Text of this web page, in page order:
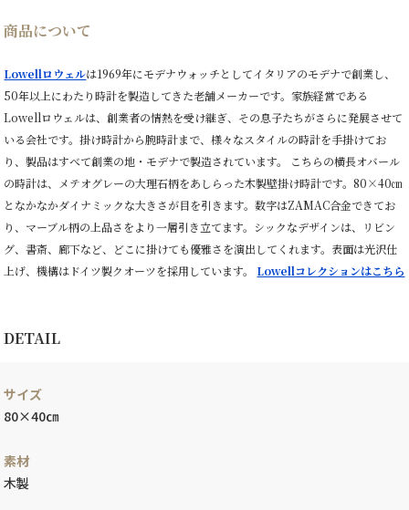
商品について
Lowellロウェルは1969年にモデナウォッチとしてイタリアのモデナで創業し、
50年以上にわたり時計を製造してきた老舗メーカーです。家族経営である
Lowellロウェルは、創業者の情熱を受け継ぎ、その息子たちがさらに発展させて
いる会社です。掛け時計から腕時計まで、様々なスタイルの時計を手掛けてお
り、製品はすべて創業の地・モデナで製造されています。 こちらの横長オバール
の時計は、メテオグレーの大理石柄をあしらった木製壁掛け時計です。80×40㎝
となかなかダイナミックな大きさが目を引きます。数字はZAMAC合金できてお
り、マーブル柄の上品さをより一層引き立てます。シックなデザインは、リビン
グ、書斎、廊下など、どこに掛けても優雅さを演出してくれます。表面は光沢仕
上げ、機構はドイツ製クオーツを採用しています。 Lowellコレクションはこちら
DETAIL
サイズ
80×40㎝
素材
木製